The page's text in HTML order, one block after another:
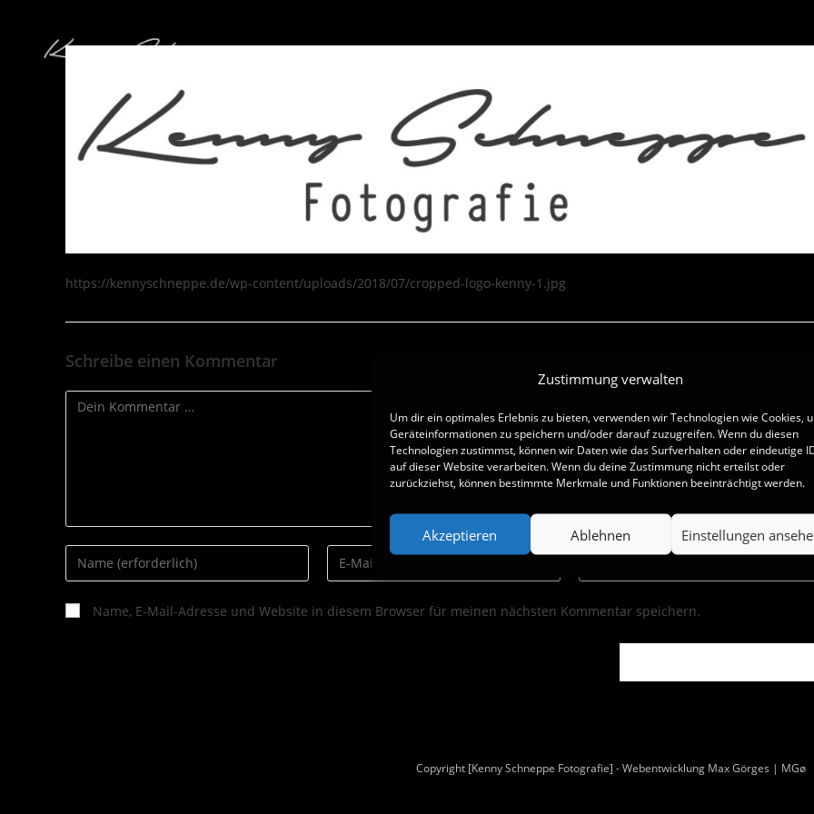
Zustimmung verwalten
Um dir ein optimales Erlebnis zu bieten, verwenden wir Technologien wie Cookies,
Geräteinformationen zu speichern und/oder darauf zuzugreifen. Wenn du diesen
Technologien zustimmst, können wir Daten wie das Surfverhalten oder eindeutige
auf dieser Website verarbeiten. Wenn du deine Zustimmung nicht erteilst oder
zurückziehst, können bestimmte Merkmale und Funktionen beeinträchtigt werden.
Akzeptieren Ablehnen Einstellungen
https://kennyschneppe.de/wp-content/uploads/2018/07/cropped-logo-kenny-1.jpg
Schreibe einen Kommentar
Name, E-Mail-Adresse und Website in diesem Browser für meinen nächsten Kommentar speichern.
Copyright [Kenny Schneppe Fotografie] - Webentwicklung Max Görges | MGø